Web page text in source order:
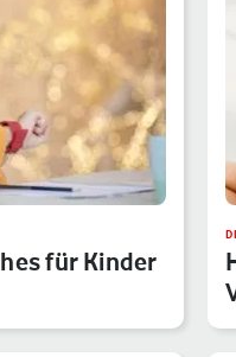
für Kinder